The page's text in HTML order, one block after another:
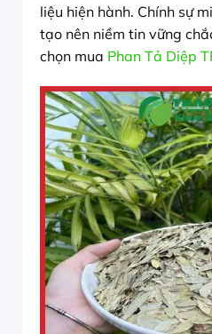
liệu hiện hành. Chính sự
tạo nên niềm tin vững
chọn mua Phan Tả Diệp